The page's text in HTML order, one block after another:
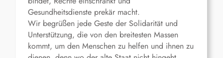
Gesundheitsdienste prekär macht.
Wir begrüßen jede Geste der Solidarität und
Unterstützung, die von den breitesten Massen
kommt, um den Menschen zu helfen und ihnen zu